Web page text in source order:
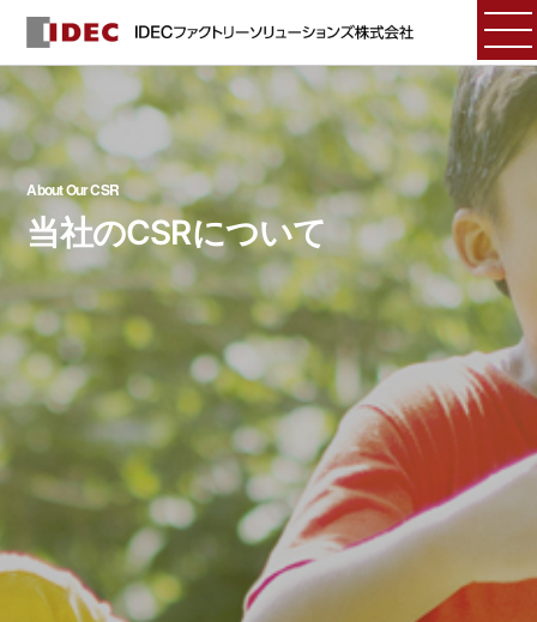
About Our CSR
当社のCSRについて